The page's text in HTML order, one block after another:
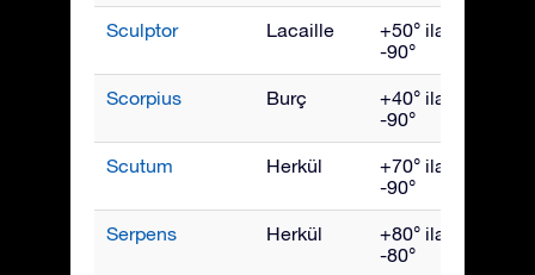
Sculptor Lacaille
+50° ila
-90°
Scorpius Burç
+40° ila
-90°
Scutum Herkül
+70° ila
-90°
Serpens Herkül
+80° ila
-80°